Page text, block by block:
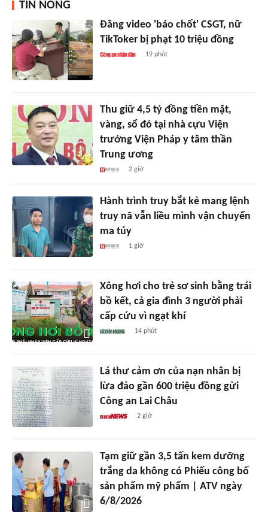
TIN NÓNG
Đăng video 'báo chốt' CSGT, nữ
TikToker bị phạt 10 triệu đồng
19 phút
Thu giữ 4,5 tỷ đồng tiền mặt,
vàng, sổ đỏ tại nhà cựu Viện
trưởng Viện Pháp y tâm thần
Trung ương
2 giờ
Hành trình truy bắt kẻ mang lệnh
truy nã vẫn liều mình vận chuyển
ma túy
1 giờ
Xông hơi cho trẻ sơ sinh bằng trái
bồ kết, cả gia đình 3 người phải
cấp cứu vì ngạt khí
14 phút
Lá thư cảm ơn của nạn nhân bị
lừa đảo gần 600 triệu đồng gửi
Công an Lai Châu
2 giờ
Tạm giữ gần 3,5 tấn kem dưỡng
trắng da không có Phiếu công bố
sản phẩm mỹ phẩm | ATV ngày
6/8/2026